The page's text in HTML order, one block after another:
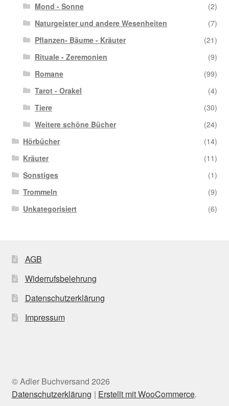
Mond - Sonne
(2)
Naturgeister und andere Wesenheiten
(7)
Pflanzen- Bäume - Kräuter
(21)
Rituale - Zeremonien
(9)
Romane
(99)
Tarot - Orakel
(4)
Tiere
(30)
Weitere schöne Bücher
(24)
Hörbücher
(14)
Kräuter
(11)
Sonstiges
(1)
Trommeln
(9)
Unkategorisiert
(6)
AGB
Widerrufsbelehrung
Datenschutzerklärung
Impressum
© Adler Buchversand 2026
Datenschutzerklärung
Erstellt mit WooCommerce.